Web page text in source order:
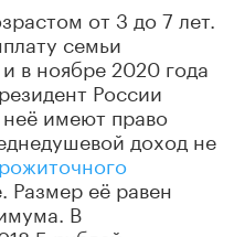
от 3 до 7 лет.
семьи
в ноябре 2020 года
России
имеют право
доход не
Размер её равен
В